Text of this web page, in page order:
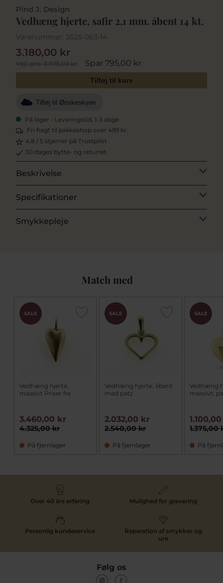
Pind J. Design
Vedhæng hjerte, safir 2,1 mm. åbent 14 kt.
Varenummer: 2625-063-14
Vejl. pris3.975,00 kr Spar 795,00 kr
3.180,00 kr
Tilføj til kurv
Tilføj til Ønskeskyen
På lager - Leveringstid, 1-3 dage
Fri fragt til pakkeshop over 499 kr.
4,8 / 5 stjerner på Trustpilot
30 dages bytte- og returret
Beskrivelse
Specifikationer
Smykkepleje
Match med
SALE
Vedhæng hjerte,
massivt Priser fra
4.325,00 kr
3.460,00 kr
På fjernlager
SALE
Vedhæng hjerte, åbent
med patz
2.540,00 kr
2.032,00 kr
På fjernlager
SALE
Vedhæng
massivt,
1.375,00
På
Over 40 års erfaring Mulighed for gravering
Personlig kundeservice
Reparation af smykker og
ure
Følg os